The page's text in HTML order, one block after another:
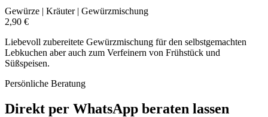
Gewürze | Kräuter | Gewürzmischung
2,90 €
Liebevoll zubereitete Gewürzmischung für den selbstgemachten
Lebkuchen aber auch zum Verfeinern von Frühstück und
Süßspeisen.
Persönliche Beratung
Direkt per WhatsApp beraten lassen